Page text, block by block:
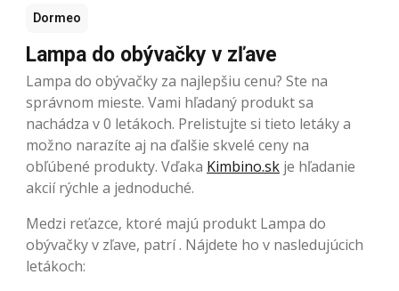
Dormeo
Lampa do obývačky v zľave
Lampa do obývačky za najlepšiu cenu? Ste na
správnom mieste. Vami hľadaný produkt sa
nachádza v 0 letákoch. Prelistujte si tieto letáky a
možno narazíte aj na ďalšie skvelé ceny na
obľúbené produkty. Vďaka Kimbino.sk je hľadanie
akcií rýchle a jednoduché.
Medzi reťazce, ktoré majú produkt Lampa do
obývačky v zľave, patrí . Nájdete ho v nasledujúcich
letákoch: